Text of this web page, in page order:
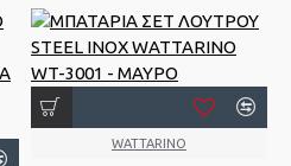
WATTARINO